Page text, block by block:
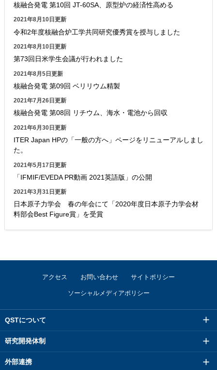
核融合発電 第10回 JT-60SA、原型炉の経済性高める
2021年8月10日更新
令和2年度核融合炉工学共同研究優秀賞を授与しました
2021年8月10日更新
第73回日米学生会議が行われました
2021年8月5日更新
核融合発電 第09回 ベリリウム精製
2021年7月26日更新
核融合発電 第08回 リチウム、海水・電池から回収
2021年6月30日更新
ITER Japan HPの「一般の方へ」ページをリニューアルしまし
た。
2021年5月17日更新
「IFMIF/EVEDA PR動画 2021英語版」の公開
2021年3月31日更新
日本原子力学会 春の年会にて「2020年度日本原子力学会材
料部会Best Figure賞」を受賞
アクセス お問い合わせ サイトポリシー
ソーシャルメディアポリシー
QSTについて
研究開発体制
外部連携